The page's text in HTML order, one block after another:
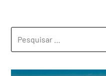
POR: